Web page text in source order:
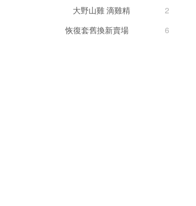
大野山雞 滴雞精
2
恢復套舊換新賣場
6